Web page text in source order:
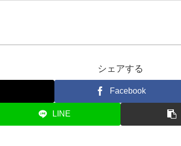
シェアする
Facebook
LINE